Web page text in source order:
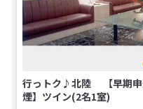
行っトク♪北陸 【早期申
煙】ツイン(2名1室)